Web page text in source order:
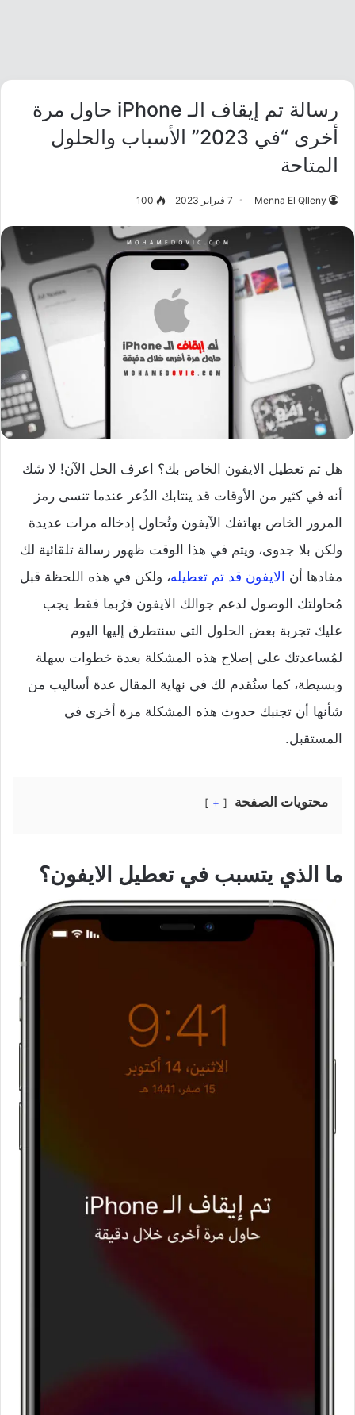
رسالة تم إيقاف الـ iPhone حاول مرة
أخرى “في 2023” الأسباب والحلول
المتاحة
Menna El Qlleny 7 فبراير 2023 100
هل تم تعطيل الايفون الخاص بك؟ اعرف الحل الآن! لا شك
أنه في كثير من الأوقات قد ينتابك الذُعر عندما تنسى رمز
المرور الخاص بهاتفك الآيفون وتُحاول إدخاله مرات عديدة
ولكن بلا جدوى، ويتم في هذا الوقت ظهور رسالة تلقائية لك
مفادها أن الايفون قد تم تعطيله، ولكن في هذه اللحظة قبل
مُحاولتك الوصول لدعم جوالك الايفون فرُبما فقط يجب
عليك تجربة بعض الحلول التي سنتطرق إليها اليوم
لمُساعدتك على إصلاح هذه المشكلة بعدة خطوات سهلة
وبسيطة، كما سنُقدم لك في نهاية المقال عدة أساليب من
شأنها أن تجنبك حدوث هذه المشكلة مرة أخرى في
المستقبل.
محتويات الصفحة +
ما الذي يتسبب في تعطيل الايفون؟